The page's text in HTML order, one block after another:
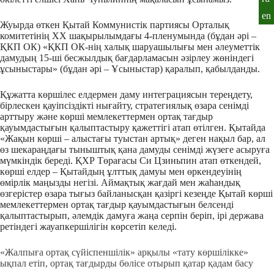
en
Жуырда өткен Қытай Коммунистік партиясы Орталық
комитетінің ХХ шақырылымдағы 4-пленумында (бұдан әрі –
ҚКП ОК) «ҚКП ОК-нің халық шаруашылығы мен әлеуметтік
дамудың 15-ші бесжылдық бағдарламасын әзірлеу жөніндегі
ұсыныстары» (бұдан әрі – Ұсыныстар) қаралып, қабылданды.
Құжатта көршілес елдермен даму интеграциясын тереңдету,
бірлескен қауіпсіздікті нығайту, стратегиялық өзара сенімді
арттыру және көрші мемлекеттермен ортақ тағдыр
қауымдастығын қалыптастыру қажеттігі атап өтілген. Қытайда
«Жақын көрші – алыстағы туыстан артық» деген нақыл бар, ал
өз шекараңдағы тыныштық қана дамуды сенімді жүзеге асыруға
мүмкіндік береді. ҚХР Төрағасы Си Цзиньпин атап өткендей,
көрші елдер – Қытайдың ұлттық дамуы мен өркендеуінің
өмірлік маңызды негізі. Аймақтық жағдай мен жаһандық
өзгерістер өзара тығыз байланысқан қазіргі кезеңде Қытай көрші
мемлекеттермен ортақ тағдыр қауымдастығын белсенді
қалыптастырып, әлемдік дамуға жаңа серпін беріп, ірі держава
ретіндегі жауапкершілігін көрсетіп келеді.
«Жалпыға ортақ сүйіспеншілік» арқылы «тату көршілікке»
ықпал етіп, ортақ тағдырды бөлісе отырып қатар қадам басу